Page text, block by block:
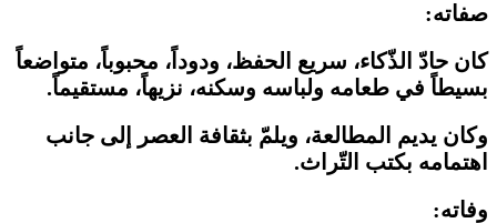
صفاته:
كان حادّ الذّكاء، سريع الحفظ، ودوداً، محبوباً، متواضعاً
بسيطاً في طعامه ولباسه وسكنه، نزيهاً، مستقيماً.
وكان يديم المطالعة، ويلمّ بثقافة العصر إلى جانب
اهتمامه بكتب التّراث.
وفاته: